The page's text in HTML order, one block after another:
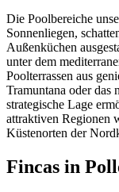
Die Poolbereiche
Sonnenliegen,
Außenküchen
unter dem
Poolterrassen aus
Tramuntana oder das
strategische Lage
attraktiven Regionen
Küstenorten der
Fincas in